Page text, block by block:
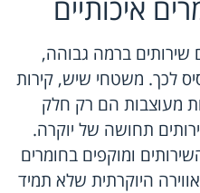
איכותיים
שירותים ברמה גבוהה,
לכך. משטחי שיש, קירות
מעוצבות הם רק חלק
תחושה של יוקרה.
ומוקפים בחומרים
היוקרתית שלא תמיד